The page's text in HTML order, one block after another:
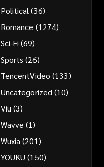
Political (36)
Romance (1274)
Sci-Fi (69)
Sports (26)
TencentVideo (133)
Uncategorized (10)
Viu (3)
Wavve (1)
Wuxia (201)
YOUKU (150)